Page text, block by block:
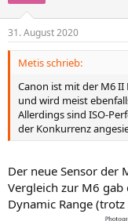
e
n
31. August 2020
Metis schrieb:
Canon ist mit der M6 II
und wird meist
Allerdings sind ISO-
der Konkurrenz
Der neue Sensor der
Vergleich zur M6 gab
Dynamic Range